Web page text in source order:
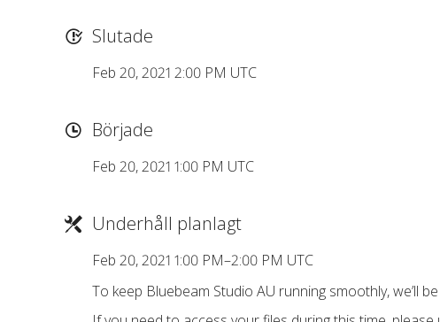
Slutade
Feb 20, 2021 2:00 PM UTC
Började
Feb 20, 2021 1:00 PM UTC
Underhåll planlagt
Feb 20, 2021 1:00 PM–2:00 PM UTC
To keep Bluebeam Studio AU running smoothly, we’ll